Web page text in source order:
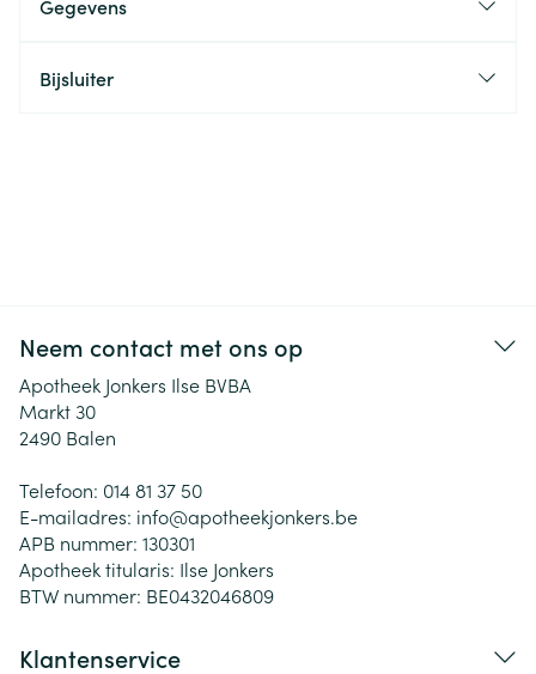
Gegevens
Bijsluiter
Neem contact met ons op
Apotheek Jonkers Ilse BVBA
Markt 30
2490 Balen
Telefoon: 014 81 37 50
E-mailadres: info@apotheekjonkers.be
APB nummer: 130301
Apotheek titularis: Ilse Jonkers
BTW nummer: BE0432046809
Klantenservice